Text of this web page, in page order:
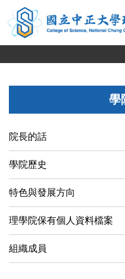
跳
到
主
內
學
院長的話
學院歷史
特色與發展方向
理學院保有個人資料檔案
組織成員